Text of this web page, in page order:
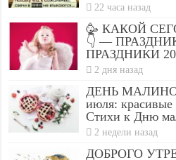
22 часа назад
🥳 КАКОЙ
👇 —
ПРАЗДНИКИ
2 дня назад
ДЕНЬ
июля:
Стихи к Дню
2 недели назад
ДОБРОГО